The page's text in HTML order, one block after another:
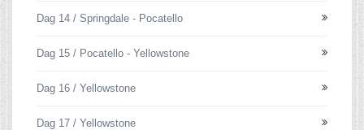
Dag 14 / Springdale - Pocatello
Dag 15 / Pocatello - Yellowstone
Dag 16 / Yellowstone
Dag 17 / Yellowstone